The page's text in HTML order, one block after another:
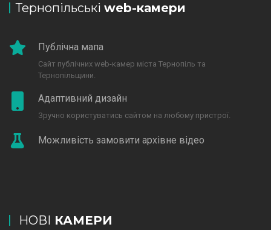
Тернопільські web-камери
Публічна мапа
Сайт публічних web-камер міста Тернопіль та
Тернопільщини.
Адаптивний дизайн
Зручно користуватись сайтом на любому пристрої.
Можливість замовити архівне відео
НОВІ КАМЕРИ